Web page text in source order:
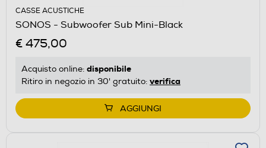
CASSE ACUSTICHE
SONOS - Subwoofer Sub Mini-Black
€ 475,00
Acquisto online: disponibile
Ritiro in negozio in 30' gratuito: verifica
AGGIUNGI